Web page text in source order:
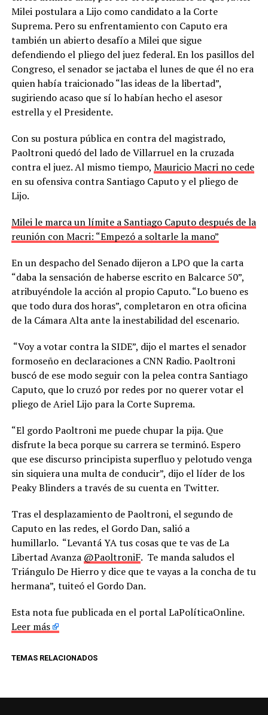
Milei postulara a Lijo como candidato a la Corte
Suprema. Pero su enfrentamiento con Caputo era
también un abierto desafío a Milei que sigue
defendiendo el pliego del juez federal. En los pasillos del
Congreso, el senador se jactaba el lunes de que él no era
quien había traicionado “las ideas de la libertad”,
sugiriendo acaso que sí lo habían hecho el asesor
estrella y el Presidente.
Con su postura pública en contra del magistrado,
Paoltroni quedó del lado de Villarruel en la cruzada
contra el juez. Al mismo tiempo, Mauricio Macri no cede
en su ofensiva contra Santiago Caputo y el pliego de
Lijo.
Milei le marca un límite a Santiago Caputo después de la
reunión con Macri: “Empezó a soltarle la mano”
En un despacho del Senado dijeron a LPO que la carta
“daba la sensación de haberse escrito en Balcarce 50”,
atribuyéndole la acción al propio Caputo. “Lo bueno es
que todo dura dos horas”, completaron en otra oficina
de la Cámara Alta ante la inestabilidad del escenario.
“Voy a votar contra la SIDE”, dijo el martes el senador
formoseño en declaraciones a CNN Radio. Paoltroni
buscó de ese modo seguir con la pelea contra Santiago
Caputo, que lo cruzó por redes por no querer votar el
pliego de Ariel Lijo para la Corte Suprema.
“El gordo Paoltroni me puede chupar la pija. Que
disfrute la beca porque su carrera se terminó. Espero
que ese discurso principista superfluo y pelotudo venga
sin siquiera una multa de conducir”, dijo el líder de los
Peaky Blinders a través de su cuenta en Twitter.
Tras el desplazamiento de Paoltroni, el segundo de
Caputo en las redes, el Gordo Dan, salió a
humillarlo. “Levantá YA tus cosas que te vas de La
Libertad Avanza @PaoltroniF. Te manda saludos el
Triángulo De Hierro y dice que te vayas a la concha de tu
hermana”, tuiteó el Gordo Dan.
Esta nota fue publicada en el portal LaPolíticaOnline.
Leer más
TEMAS RELACIONADOS